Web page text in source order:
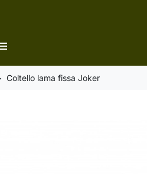
Coltello lama fissa Joker